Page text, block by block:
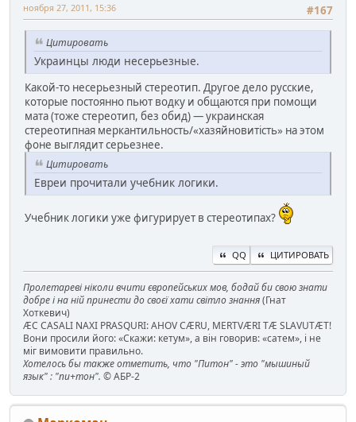
#167
ноября 27, 2011, 15:36
Цитировать
Украинцы люди несерьезные.
Какой-то несерьезный стереотип. Другое дело русские,
которые постоянно пьют водку и общаются при помощи
мата (тоже стереотип, без обид) — украинская
стереотипная меркантильность/«хазяйновитість» на этом
фоне выглядит серьезнее.
Цитировать
Евреи прочитали учебник логики.
Учебник логики уже фигурирует в стереотипах?
QQ ЦИТИРОВАТЬ
Пролетареві ніколи вчити європейських мов, бодай би свою знати
добре і на ній принести до своєї хати світло знання(Гнат
Хоткевич)
ÆC CASALI NAXI PRASQURI: AHOV CÆRU, MERTVÆRI TÆ SLAVUTÆT!
Вони просили його: «Скажи: кетум», а він говорив: «сатем», і не
міг вимовити правильно.
Хотелось бы также отметить, что "Питон" - это "мышиный
язык" : "пи+тон". © АБР-2